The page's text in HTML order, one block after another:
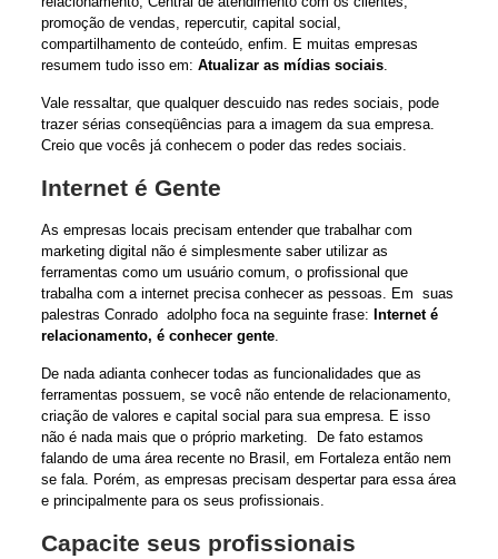
promoção de vendas, repercutir, capital social,
compartilhamento de conteúdo, enfim. E muitas empresas
resumem tudo isso em: Atualizar as mídias sociais.
Vale ressaltar, que qualquer descuido nas redes sociais, pode
trazer sérias conseqüências para a imagem da sua empresa.
Creio que vocês já conhecem o poder das redes sociais.
Internet é Gente
As empresas locais precisam entender que trabalhar com
marketing digital não é simplesmente saber utilizar as
ferramentas como um usuário comum, o profissional que
trabalha com a internet precisa conhecer as pessoas. Em suas
palestras Conrado adolpho foca na seguinte frase: Internet é
relacionamento, é conhecer gente.
De nada adianta conhecer todas as funcionalidades que as
ferramentas possuem, se você não entende de relacionamento,
criação de valores e capital social para sua empresa. E isso
não é nada mais que o próprio marketing. De fato estamos
falando de uma área recente no Brasil, em Fortaleza então nem
se fala. Porém, as empresas precisam despertar para essa área
e principalmente para os seus profissionais.
Capacite seus profissionais